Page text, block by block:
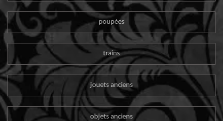
poupées
trains
jouets anciens
objets anciens